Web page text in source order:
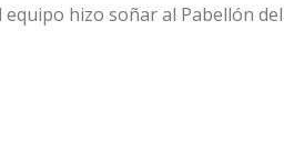
hizo soñar al Pabellón del